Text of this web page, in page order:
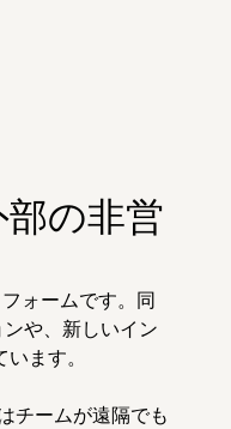
の非営
ォームです。同
や、新しいイン
ます。
チームが遠隔でも